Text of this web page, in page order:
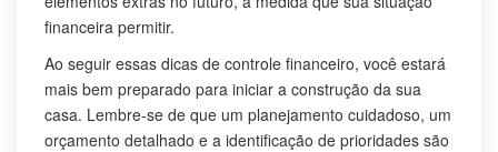
financeira permitir.
Ao seguir essas dicas de controle financeiro, você estará
mais bem preparado para iniciar a construção da sua
casa. Lembre-se de que um planejamento cuidadoso, um
orçamento detalhado e a identificação de prioridades são